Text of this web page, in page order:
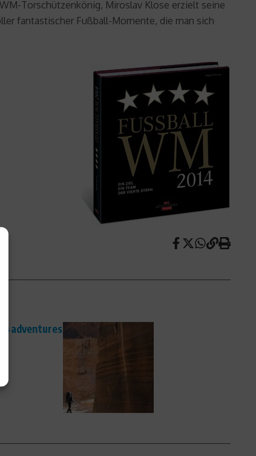
Torschützenkönig, Miroslav Klose erzielt seine
fantastischer Fußball-Momente, die man sich